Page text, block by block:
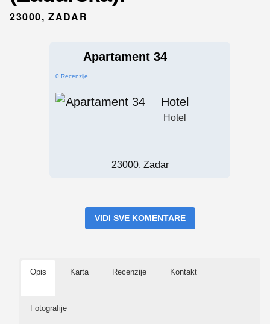
23000, ZADAR
Apartament 34
0 Recenzije
Hotel
Hotel
23000, Zadar
VIDI SVE KOMENTARE
Opis Karta Recenzije Kontakt
Fotografije